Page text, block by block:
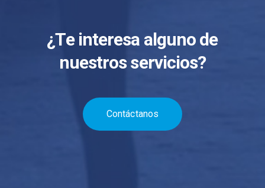
¿Te interesa alguno de
nuestros servicios?
Contáctanos